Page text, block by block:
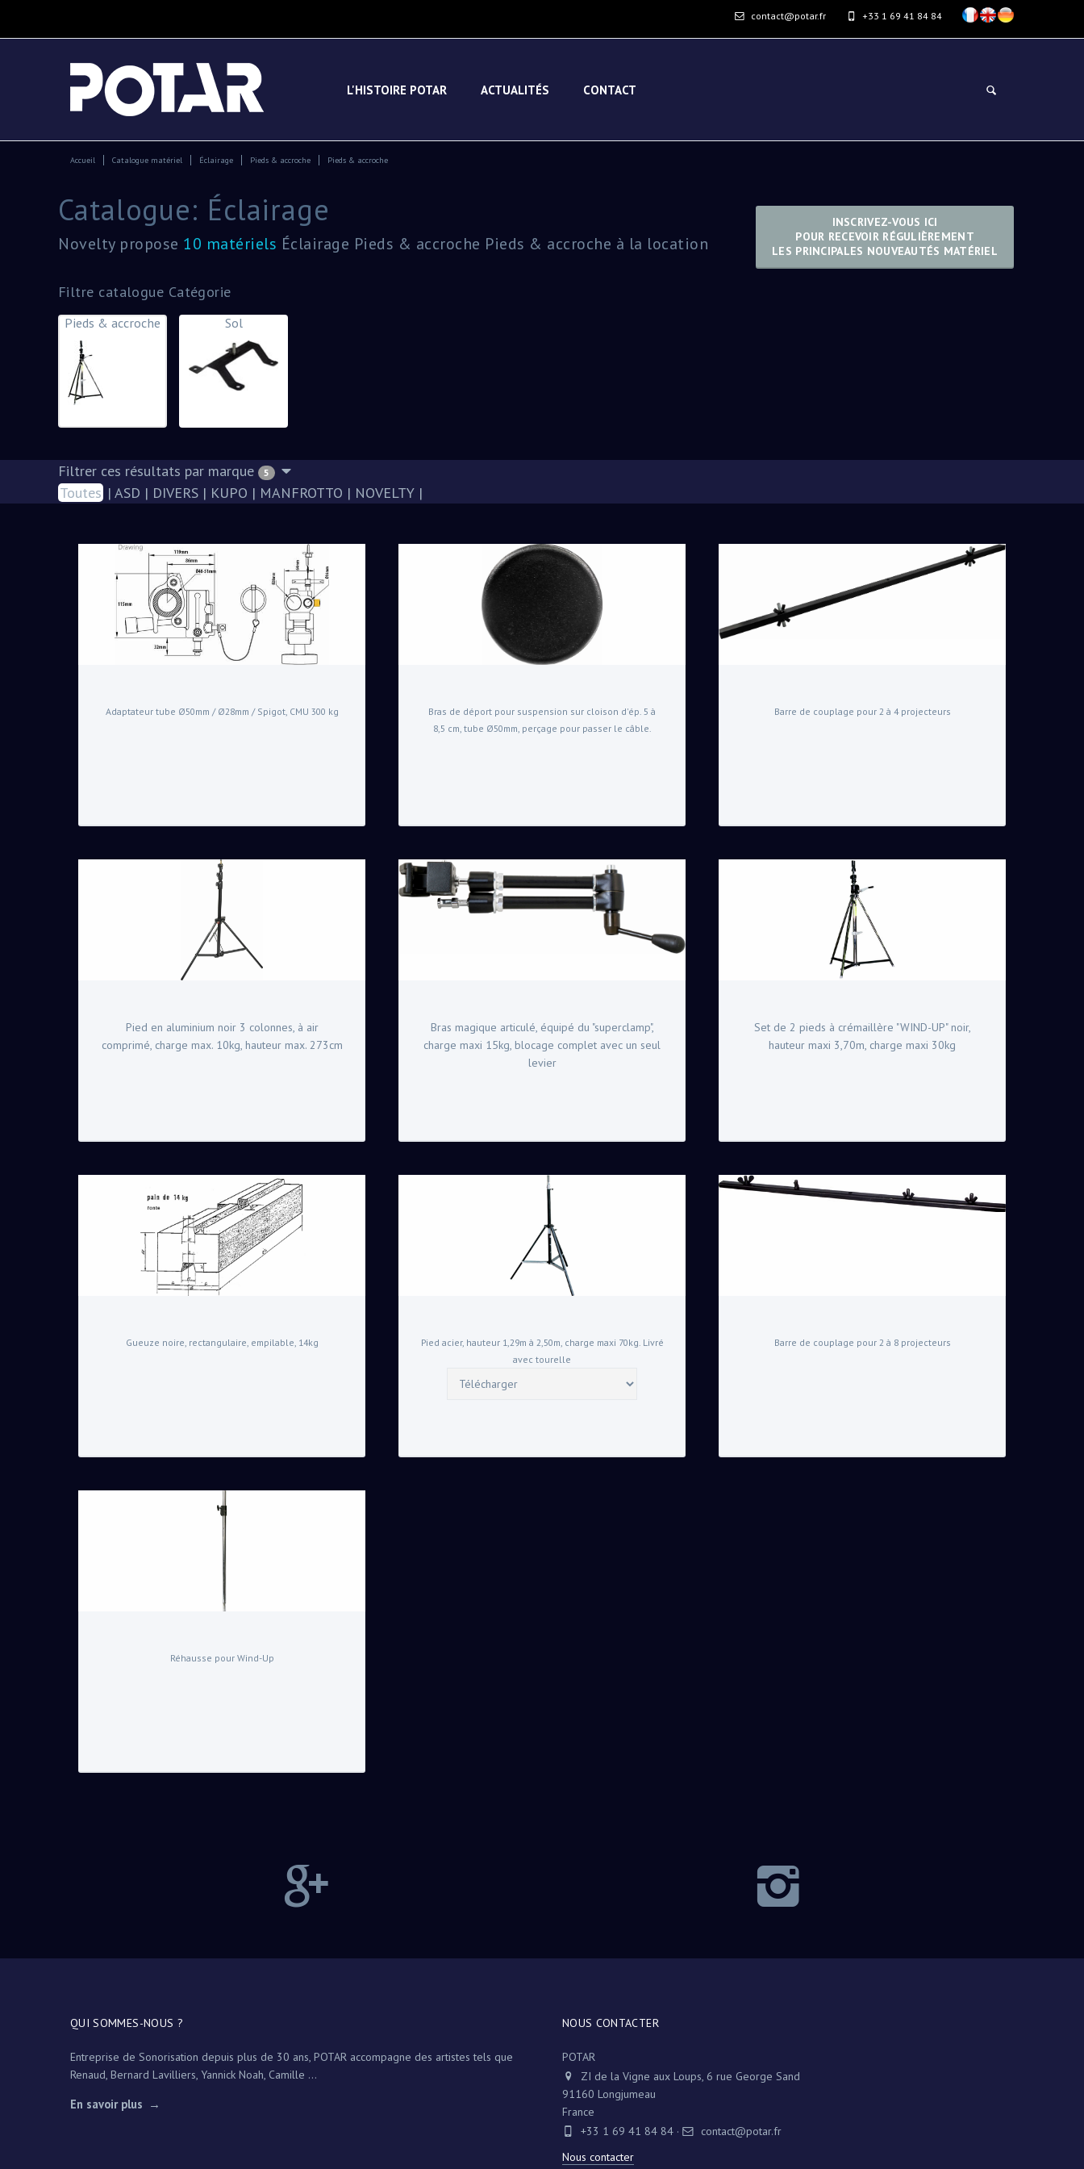
contact@potar.fr +33 1 69 41 84 84
L'HISTOIRE POTAR ACTUALITÉS CONTACT
Accueil Catalogue matériel Éclairage Pieds & accroche Pieds & accroche
INSCRIVEZ-VOUS ICI
POUR RECEVOIR RÉGULIÈREMENT
LES PRINCIPALES NOUVEAUTÉS MATÉRIEL
Catalogue: Éclairage
Novelty propose 10 matériels Éclairage Pieds & accroche Pieds & accroche à la location
Filtre catalogue Catégorie
Pieds & accroche Sol
Filtrer ces résultats par marque 5
Toutes | ASD | DIVERS | KUPO | MANFROTTO | NOVELTY |
Adaptateur tube Ø50mm / Ø28mm / Spigot, CMU 300 kg
Bras de déport pour suspension sur cloison d'ép. 5 à
8,5 cm, tube Ø50mm, perçage pour passer le câble.
Barre de couplage pour 2 à 4 projecteurs
Pied en aluminium noir 3 colonnes, à air
comprimé, charge max. 10kg, hauteur max. 273cm
Bras magique articulé, équipé du "superclamp",
charge maxi 15kg, blocage complet avec un seul
levier
Set de 2 pieds à crémaillère "WIND-UP" noir,
hauteur maxi 3,70m, charge maxi 30kg
Gueuze noire, rectangulaire, empilable, 14kg
Pied acier, hauteur 1,29m à 2,50m, charge maxi 70kg. Livré
avec tourelle
Barre de couplage pour 2 à 8 projecteurs
Réhausse pour Wind-Up
QUI SOMMES-NOUS ?
Entreprise de Sonorisation depuis plus de 30 ans, POTAR accompagne des artistes tels que
Renaud, Bernard Lavilliers, Yannick Noah, Camille ...
En savoir plus
NOUS CONTACTER
POTAR
ZI de la Vigne aux Loups, 6 rue George Sand
91160 Longjumeau
France
+33 1 69 41 84 84 ·
contact@potar.fr
Nous contacter